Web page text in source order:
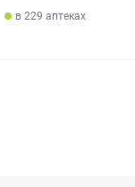
в 229 аптеках